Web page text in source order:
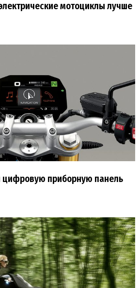
мотоциклы лучше
цифровую приборную панель